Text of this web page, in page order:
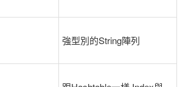
強型別的String陣列